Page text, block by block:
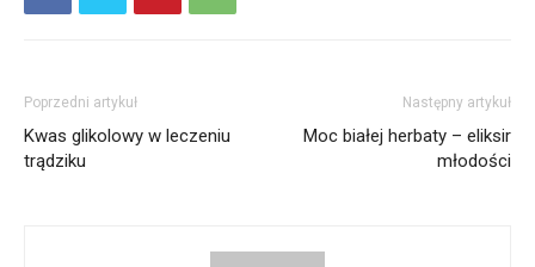
Poprzedni artykuł
Kwas glikolowy w leczeniu
trądziku
Następny artykuł
Moc białej herbaty – eliksir
młodości